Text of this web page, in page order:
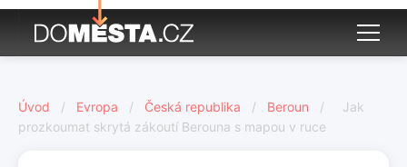
Úvod / Evropa / Česká republika / Beroun /
Jak
prozkoumat skrytá zákoutí Berouna s mapou v ruce